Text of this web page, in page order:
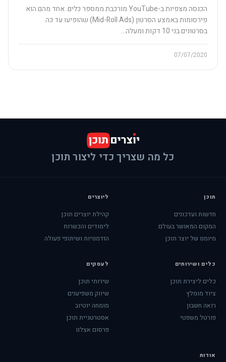
הכנסה מצפיות ב-YouTube מורכבת ממספר כלים. אחד מהם הוא
פירסומות באמצע הסרטון (Mid-Roll Ads) שהופיעו עד כה
בסרטונים בני 10 דקות ומעלה…
07/07/2020
כל מה שצריך כדי ליצור תוכן
תוכן
חדשות ועדכונים
המקום המאושר בעולם
מיומנו של יוצר תוכן
ליוצרים
קהילת יוצרים תוכן
לימודים והכשרות
הזדמנויות ושיתופי פעולה
כלים ושירותים
כלים ליצירת תוכן
ציוד מומלץ
רואה חשבון
פורטל משפטי
לעסקים
שירותי תוכן
שיווק משפיענים
מומחה יוטיוב
אסטרטגיית תוכן
פרסום אצלנו
אודות